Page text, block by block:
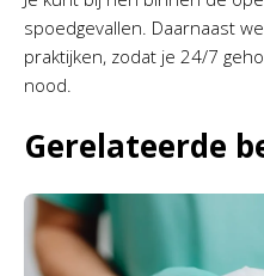
spoedgevallen. Daarnaast
praktijken, zodat je 24/7
nood.
Gerelateerde